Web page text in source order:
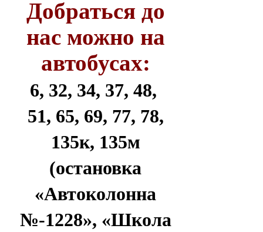
Добраться до
нас можно на
автобусах:
6, 32, 34, 37, 48,
51, 65, 69, 77, 78,
135к, 135м
(остановка
«Автоколонна
№-1228», «Школа